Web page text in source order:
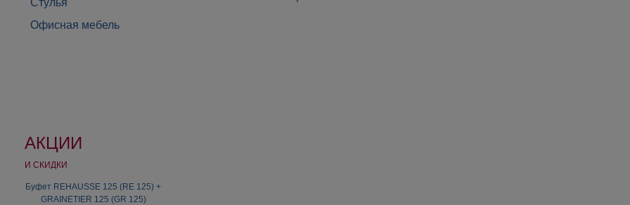
Стулья
Офисная мебель
АКЦИИ
И СКИДКИ
Комод "Ольса" 042 (белый лак)
(3.1.1) из массива сосны
Буфет REHAUSSE 125 (RE 125) +
GRAINETIER 125 (GR 125)